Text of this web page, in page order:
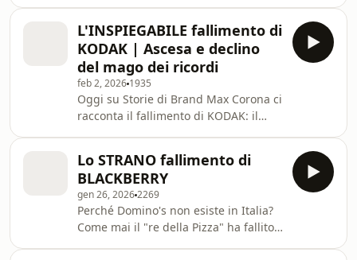
⁠@storiedibrand⁠ Leggi il libro "Persone
che pensano in grande" —
⁠https://amzn.to/3yq
suo detersivo AVA - racconta un'epica
avventura dall'amaro epilogo. 🤳
Seguici su INSTAGRAM —
@storiedibrand Leggi il libro "Persone
che pensano in grande" —
https://amzn.to/3yql5ha Learn more
about your ad choices. Visit
megaphone.fm/adchoices
L'INSPIEGABILE fallimento di
KODAK | Ascesa e declino
del mago dei ricordi
feb 2, 2026 1935
Oggi su Storie di Brand Max Corona ci
racconta il fallimento di KODAK: il
stato uno dei più grandi innovatori
della Storia: è riuscito a portare un
superpotere tra le mani di tutti. Ma
come ha fatto a crollare in pochi anni?
ASCOLTA la storia di POLAROID -
https://open.spotify.com/episode/
Lo STRANO fallimento di
BLACKBERRY
gen 26, 20262269
Perché Domino's non esiste in Italia?
Come mai il "re della Pizza" ha fallito